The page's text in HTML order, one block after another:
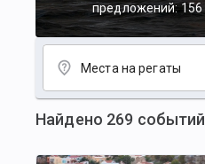
предложений: 156
Места на регаты
Найдено 269 событий